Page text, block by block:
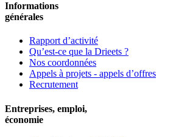
Informations
générales
Rapport d’activité
Qu’est-ce que la Drieets ?
Nos coordonnées
Appels à projets - appels d’offres
Recrutement
Entreprises, emploi,
économie